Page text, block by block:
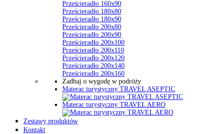
Prześcieradło 160x90
Prześcieradło 180x80
Prześcieradło 180x90
Prześcieradło 200x80
Prześcieradło 200x90
Prześcieradło 200x100
Prześcieradło 200x110
Prześcieradło 200x120
Prześcieradło 200x140
Prześcieradło 200x160
Zadbaj o wygodę w podróży
Materac turystyczny TRAVEL ASEPTIC
Materac turystyczny TRAVEL AERO
Zestawy produktów
Kontakt